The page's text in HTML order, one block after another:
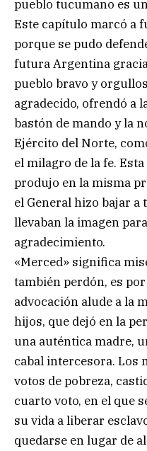
pueblo tucumano es
Este capítulo marcó a
porque se pudo
futura Argentina
pueblo bravo y
agradecido, ofrendó a
bastón de mando y la
Ejército del Norte,
el milagro de la fe.
produjo en la misma
el General hizo bajar a
llevaban la imagen
agradecimiento.
«Merced» significa
también perdón, es
advocación alude a la
hijos, que dejó en la
una auténtica madre,
cabal intercesora. Los
votos de pobreza,
cuarto voto, en el que
su vida a liberar
quedarse en lugar de